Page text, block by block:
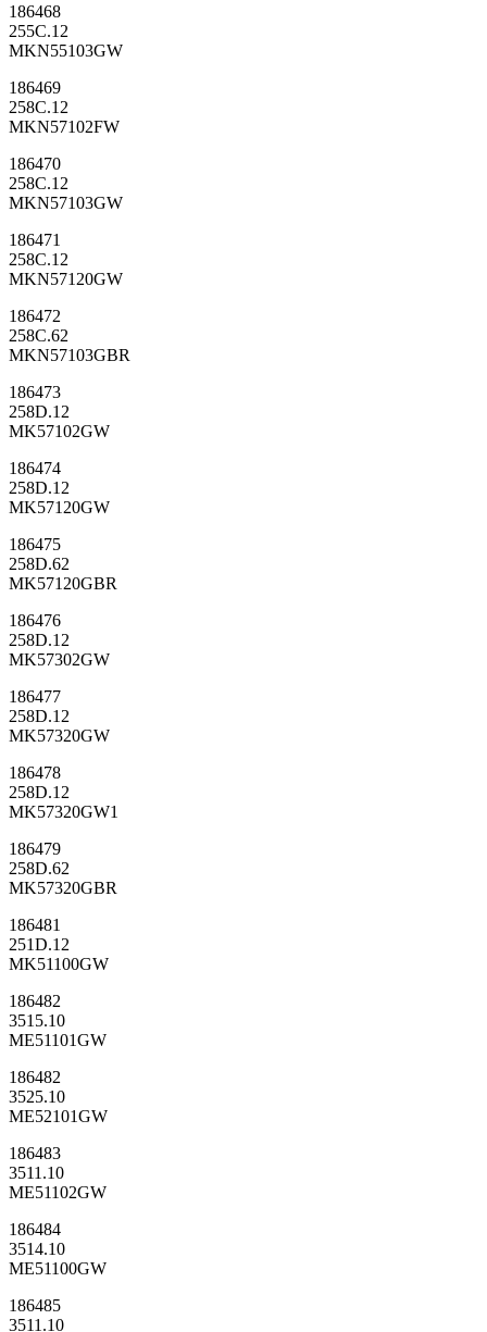
186468
255C.12
MKN55103GW
186469
258C.12
MKN57102FW
186470
258C.12
MKN57103GW
186471
258C.12
MKN57120GW
186472
258C.62
MKN57103GBR
186473
258D.12
MK57102GW
186474
258D.12
MK57120GW
186475
258D.62
MK57120GBR
186476
258D.12
MK57302GW
186477
258D.12
MK57320GW
186478
258D.12
MK57320GW1
186479
258D.62
MK57320GBR
186481
251D.12
MK51100GW
186482
3515.10
ME51101GW
186482
3525.10
ME52101GW
186483
3511.10
ME51102GW
186484
3514.10
ME51100GW
186485
3511.10